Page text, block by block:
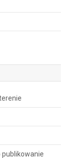
publikowanie